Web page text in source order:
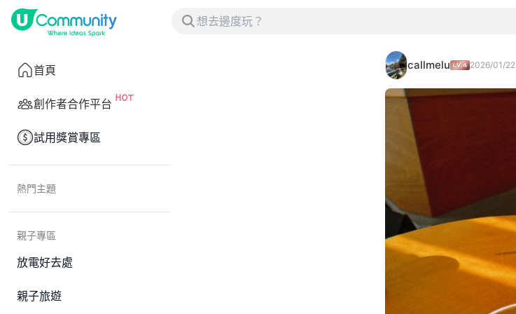
首頁
創作者合作平台
試用獎賞專區
熱門主題
親子專區
放電好去處
親子旅遊
callmelu 2026/01/22